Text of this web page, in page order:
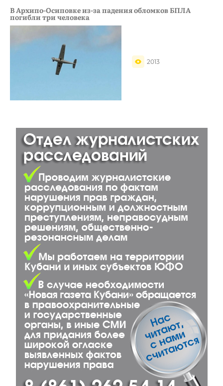
В Архипо-Осиповке из-за падения обломков БПЛА
погибли три человека
2013